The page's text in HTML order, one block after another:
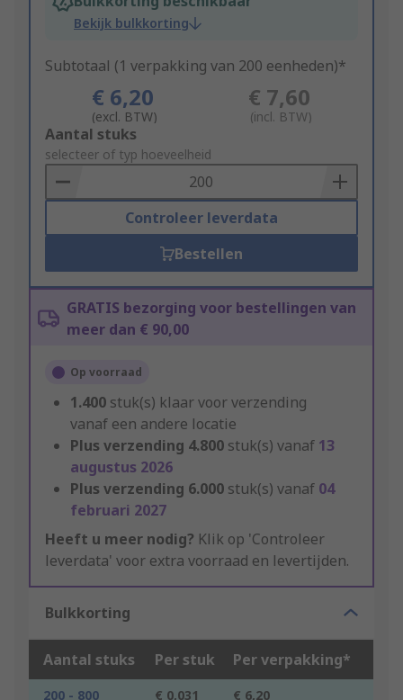
Bekijk bulkkorting
Subtotaal (1 verpakking van 200 eenheden)*
€ 6,20
(excl. BTW)
€ 7,60
(incl. BTW)
Add
to
Basket
Aantal stuks
selecteer of typ hoeveelheid
Controleer leverdata
Bestellen
GRATIS bezorging voor bestellingen van
meer dan € 90,00
Op voorraad
1.400 stuk(s) klaar voor verzending
vanaf een andere locatie
Plus verzending 4.800 stuk(s) vanaf 13
augustus 2026
Plus verzending 6.000 stuk(s) vanaf 04
februari 2027
Heeft u meer nodig? Klik op 'Controleer
leverdata' voor extra voorraad en levertijden.
Bulkkorting
Aantal stuks Per stuk Per verpakking*
200 - 800 € 0,031
€ 6,20